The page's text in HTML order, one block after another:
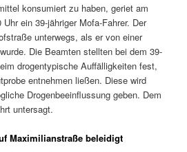
konsumiert zu haben, geriet am
ein 39-jähriger Mofa-Fahrer. Der
unterwegs, als er von einer
Die Beamten stellten bei dem 39-
drogentypische Auffälligkeiten fest,
entnehmen ließen. Diese wird
Drogenbeeinflussung geben. Dem
untersagt.
Maximilianstraße beleidigt